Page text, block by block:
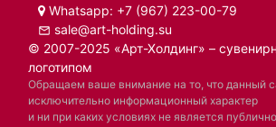
Whatsapp: +7 (967) 223-00-79
sale@art-holding.su
© 2007-2025 «Арт-Холдинг» –
логотипом
Обращаем ваше внимание на то, что данный
исключительно информационный характер
и ни при каких условиях не является